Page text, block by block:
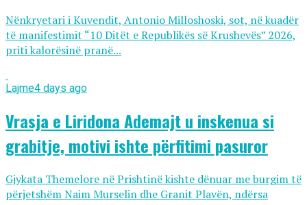
Nënkryetari i Kuvendit, Antonio Milloshoski, sot, në kuadër
të manifestimit “10 Ditët e Republikës së Krushevës” 2026,
priti kalorësinë pranë...
Lajme4 days ago
Vrasja e Liridona Ademajt u inskenua si
grabitje, motivi ishte përfitimi pasuror
Gjykata Themelore në Prishtinë kishte dënuar me burgim të
përjetshëm Naim Murselin dhe Granit Plavën, ndërsa